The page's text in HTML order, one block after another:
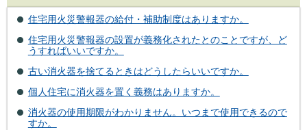
住宅用火災警報器の給付・補助制度はありますか。
住宅用火災警報器の設置が義務化されたとのことですが、ど
うすればいいですか。
古い消火器を捨てるときはどうしたらいいですか。
個人住宅に消火器を置く義務はありますか。
消火器の使用期限がわかりません。いつまで使用できるので
すか。